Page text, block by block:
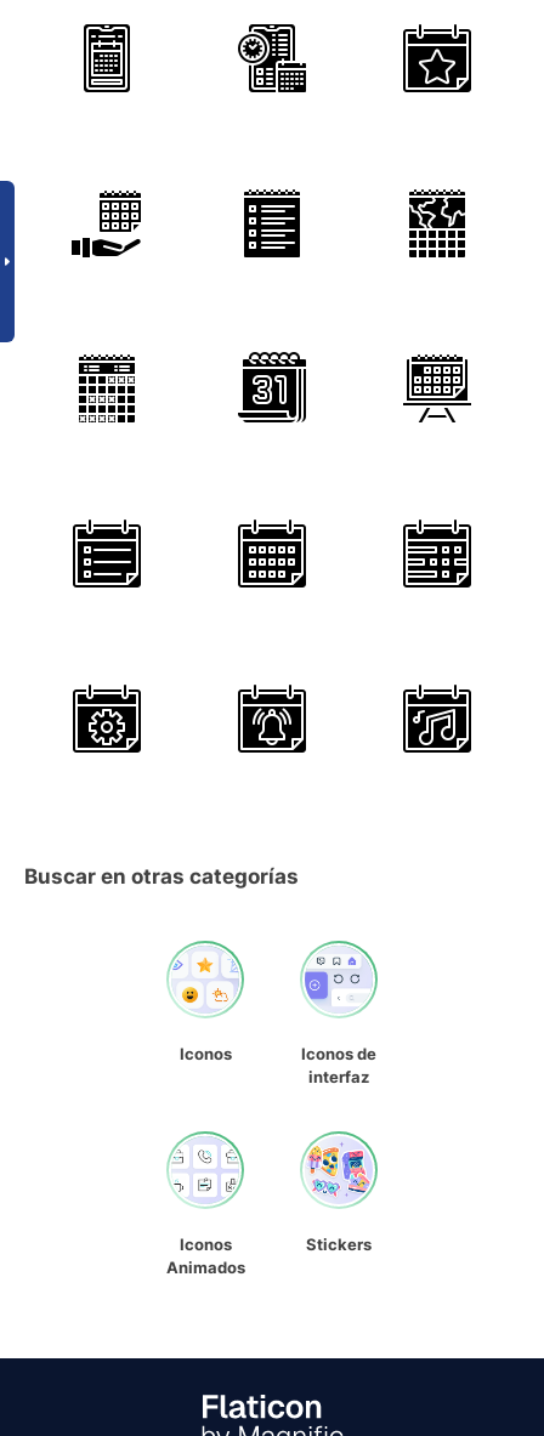
Buscar en otras categorías
Iconos
Iconos de
interfaz
Iconos
Animados
Stickers